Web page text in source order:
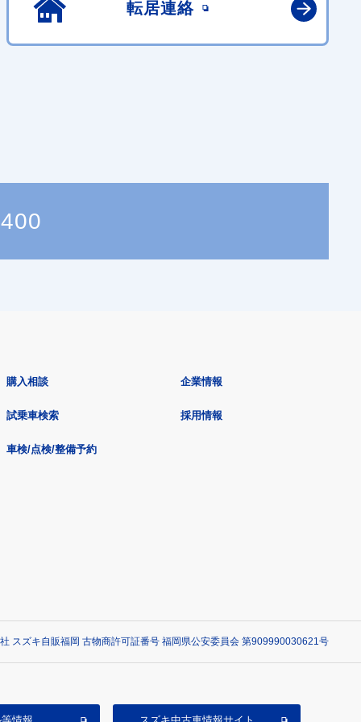
転居連絡
購入相談
試乗車検索
車検/点検/整備予約
企業情報
採用情報
スズキ自販福岡 古物商許可証番号 福岡県公安委員会 第909990030621号